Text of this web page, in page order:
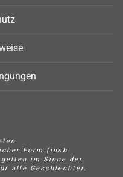
Form (insb.
gelten im Sinne der
alle Geschlechter.